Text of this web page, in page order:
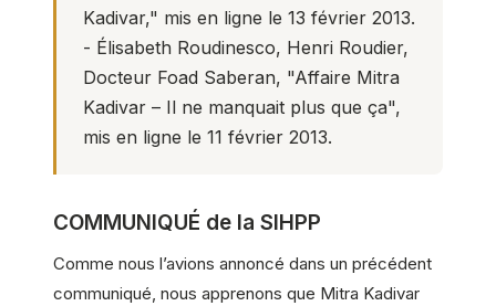
Kadivar," mis en ligne le 13 février 2013.
- Élisabeth Roudinesco, Henri Roudier,
Docteur Foad Saberan, "Affaire Mitra
Kadivar – Il ne manquait plus que ça",
mis en ligne le 11 février 2013.
COMMUNIQUÉ de la SIHPP
Comme nous l’avions annoncé dans un précédent
communiqué, nous apprenons que Mitra Kadivar